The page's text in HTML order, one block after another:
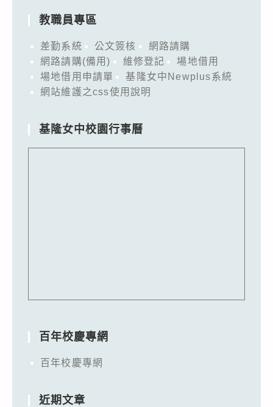
教職員專區
差勤系統 公文簽核
網路請購
網路請購(備用)
維修登記
場地借用
場地借用申請單
基隆女中Newplus系統
網站維護之css使用說明
基隆女中校園行事曆
百年校慶專網
百年校慶專網
近期文章